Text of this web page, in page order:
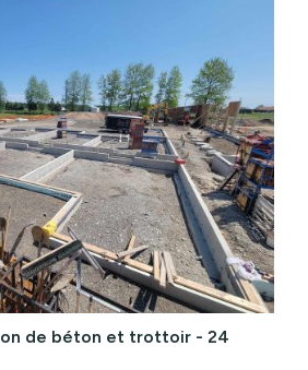
de béton et trottoir - 24